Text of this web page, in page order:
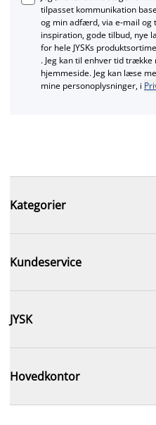
tilpasset kommunikation
og min adfærd, via e‑mail
inspiration, gode tilbud, nye
for hele JYSKs
. Jeg kan til enhver tid trække
hjemmeside. Jeg kan læse
mine personoplysninger, i
Kategorier
Kundeservice
JYSK
Hovedkontor